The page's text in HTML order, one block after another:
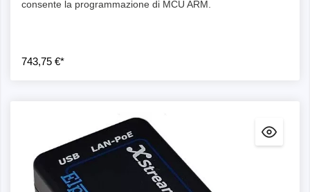
consente la programmazione di MCU ARM.
743,75 €*